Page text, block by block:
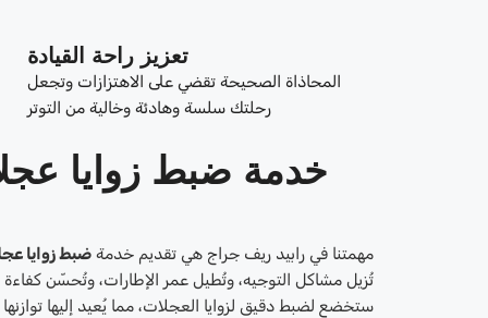
تعزيز راحة القيادة
المحاذاة الصحيحة تقضي على الاهتزازات وتجعل
رحلتك سلسة وهادئة وخالية من التوتر
خدمة ضبط زوايا
مهمتنا في رابيد ريف جراج هي تقديم خدمةضبط زوايا
تُزيل مشاكل التوجيه، وتُطيل عمر الإطارات، وتُحسّن
ستخضع لضبط دقيق لزوايا العجلات، مما يُعيد إليها توازنها